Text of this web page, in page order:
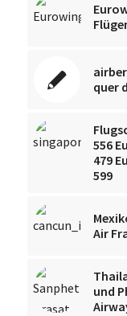
quer
556
479
599
Air
und